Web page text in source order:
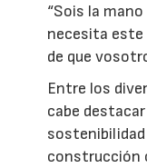
“Sois la
necesita
de que
Entre los
cabe
construcción